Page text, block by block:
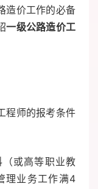
造价工作的必备
一级公路造价工
程师的报考条件
或高等职业教
理业务工作满4